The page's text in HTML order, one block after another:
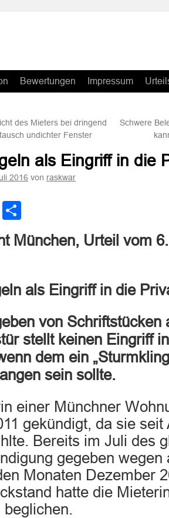
Bewertungen Impressum
des Mieters bei dringend
undichter Fenster
Schwere
als Eingriff in die
2016 von raskwar
LinkedIn
München, Urteil vom
als Eingriff in die
von Schriftstücken
stellt keinen Eingriff
dem ein
sein sollte.
einer Münchner
gekündigt, da sie
Bereits im Juli des
gegeben wegen
Monaten Dezember
hatte die
beglichen.